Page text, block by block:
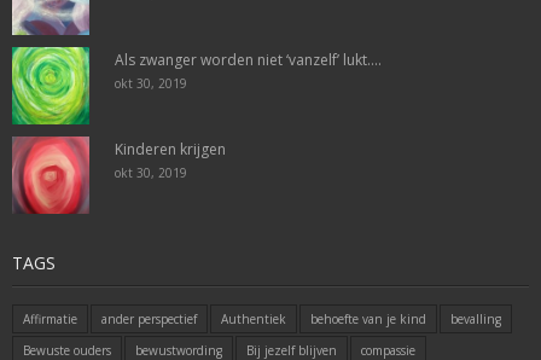
Als zwanger worden niet ‘vanzelf’ lukt….
okt 30, 2019
Kinderen krijgen
okt 30, 2019
TAGS
Affirmatie ander perspectief Authentiek behoefte van je kind
bevalling
Bewuste ouders
bewustwording Bij jezelf blijven
compassie